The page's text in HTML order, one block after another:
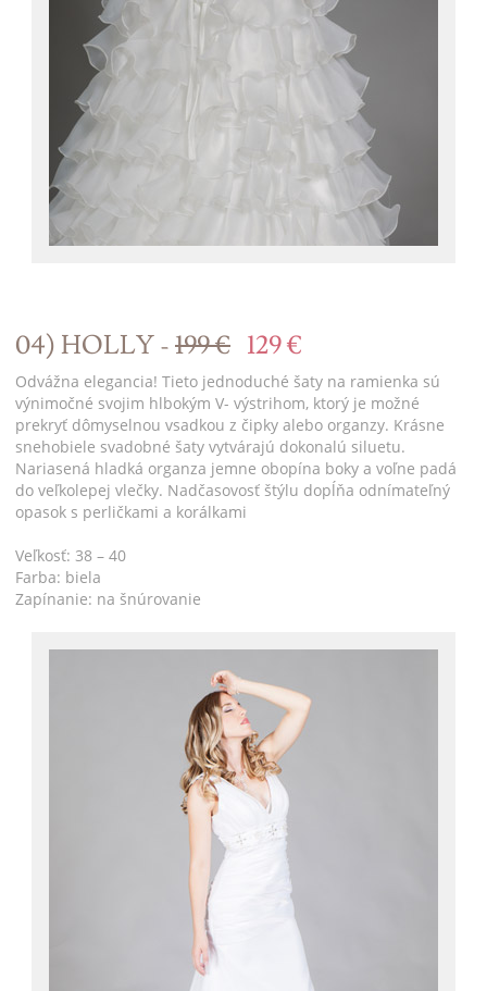
04) HOLLY -199 € 129 €
Odvážna elegancia! Tieto jednoduché šaty na ramienka sú
výnimočné svojim hlbokým V- výstrihom, ktorý je možné
prekryť dômyselnou vsadkou z čipky alebo organzy. Krásne
snehobiele svadobné šaty vytvárajú dokonalú siluetu.
Nariasená hladká organza jemne obopína boky a voľne padá
do veľkolepej vlečky. Nadčasovosť štýlu dopĺňa odnímateľný
opasok s perličkami a korálkami
Veľkosť: 38 – 40
Farba: biela
Zapínanie: na šnúrovanie